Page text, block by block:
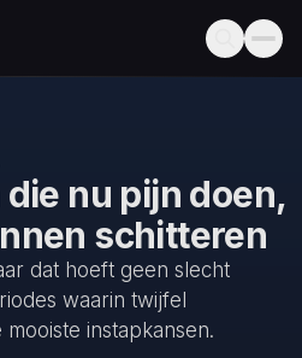
nu pijn doen,
schitteren
dat hoeft geen slecht
waarin twijfel
instapkansen.